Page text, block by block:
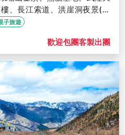
、長江索道、洪崖洞夜景(文
子旅遊
歡迎包團客製出團